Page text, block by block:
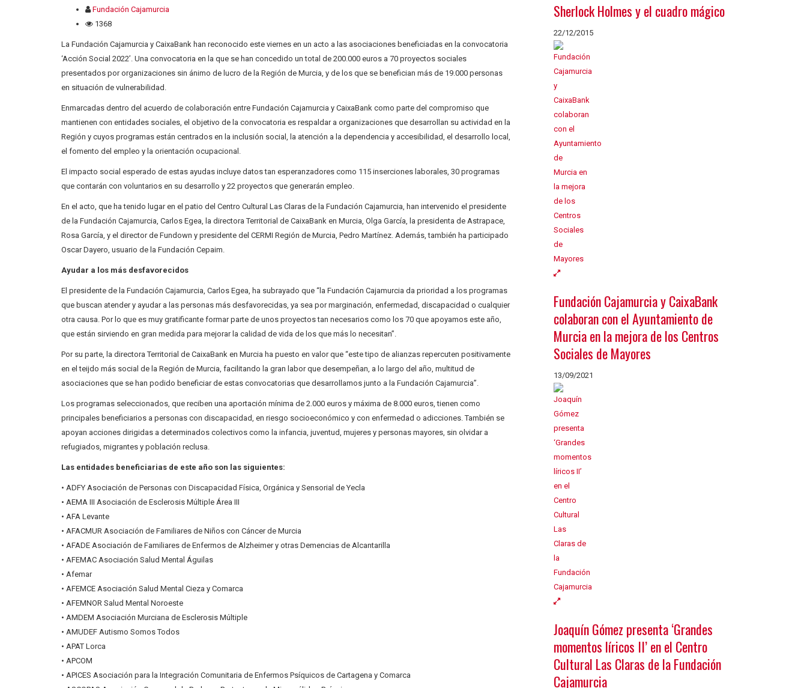
Fundación Cajamurcia
1368
La Fundación Cajamurcia y CaixaBank han reconocido este viernes en un acto a las asociaciones beneficiadas en la convocatoria
‘Acción Social 2022’. Una convocatoria en la que se han concedido un total de 200.000 euros a 70 proyectos sociales
presentados por organizaciones sin ánimo de lucro de la Región de Murcia, y de los que se benefician más de 19.000 personas
en situación de vulnerabilidad.
Enmarcadas dentro del acuerdo de colaboración entre Fundación Cajamurcia y CaixaBank como parte del compromiso que
mantienen con entidades sociales, el objetivo de la convocatoria es respaldar a organizaciones que desarrollan su actividad en la
Región y cuyos programas están centrados en la inclusión social, la atención a la dependencia y accesibilidad, el desarrollo local,
el fomento del empleo y la orientación ocupacional.
El impacto social esperado de estas ayudas incluye datos tan esperanzadores como 115 inserciones laborales, 30 programas
que contarán con voluntarios en su desarrollo y 22 proyectos que generarán empleo.
En el acto, que ha tenido lugar en el patio del Centro Cultural Las Claras de la Fundación Cajamurcia, han intervenido el presidente
de la Fundación Cajamurcia, Carlos Egea, la directora Territorial de CaixaBank en Murcia, Olga García, la presidenta de Astrapace,
Rosa García, y el director de Fundown y presidente del CERMI Región de Murcia, Pedro Martínez. Además, también ha participado
Oscar Dayero, usuario de la Fundación Cepaim.
Ayudar a los más desfavorecidos
El presidente de la Fundación Cajamurcia, Carlos Egea, ha subrayado que “la Fundación Cajamurcia da prioridad a los programas
que buscan atender y ayudar a las personas más desfavorecidas, ya sea por marginación, enfermedad, discapacidad o cualquier
otra causa. Por lo que es muy gratificante formar parte de unos proyectos tan necesarios como los 70 que apoyamos este año,
que están sirviendo en gran medida para mejorar la calidad de vida de los que más lo necesitan”.
Por su parte, la directora Territorial de CaixaBank en Murcia ha puesto en valor que “este tipo de alianzas repercuten positivamente
en el teijdo más social de la Región de Murcia, facilitando la gran labor que desempeñan, a lo largo del año, multitud de
asociaciones que se han podido beneficiar de estas convocatorias que desarrollamos junto a la Fundación Cajamurcia”.
Los programas seleccionados, que reciben una aportación mínima de 2.000 euros y máxima de 8.000 euros, tienen como
principales beneficiarios a personas con discapacidad, en riesgo socioeconómico y con enfermedad o adicciones. También se
apoyan acciones dirigidas a determinados colectivos como la infancia, juventud, mujeres y personas mayores, sin olvidar a
refugiados, migrantes y población reclusa.
Las entidades beneficiarias de este año son las siguientes:
• ADFY Asociación de Personas con Discapacidad Física, Orgánica y Sensorial de Yecla
• AEMA III Asociación de Esclerosis Múltiple Área III
• AFA Levante
• AFACMUR Asociación de Familiares de Niños con Cáncer de Murcia
• AFADE Asociación de Familiares de Enfermos de Alzheimer y otras Demencias de Alcantarilla
• AFEMAC Asociación Salud Mental Águilas
• Afemar
• AFEMCE Asociación Salud Mental Cieza y Comarca
• AFEMNOR Salud Mental Noroeste
• AMDEM Asociación Murciana de Esclerosis Múltiple
• AMUDEF Autismo Somos Todos
• APAT Lorca
• APCOM
• APICES Asociación para la Integración Comunitaria de Enfermos Psíquicos de Cartagena y Comarca
Sherlock Holmes y el cuadro mágico
22/12/2015
Fundación Cajamurcia y CaixaBank
colaboran con el Ayuntamiento de
Murcia en la mejora de los Centros
Sociales de Mayores
13/09/2021
Joaquín Gómez presenta ‘Grandes
momentos líricos II’ en el Centro
Cultural Las Claras de la Fundación
Cajamurcia